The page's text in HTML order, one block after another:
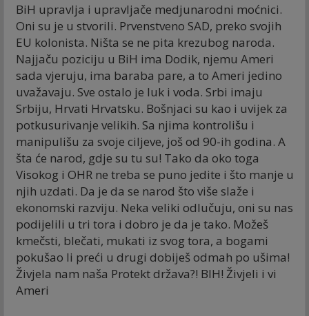
BiH upravlja i upravljače medjunarodni moćnici.
Oni su je u stvorili. Prvenstveno SAD, preko svojih
EU kolonista. Ništa se ne pita krezubog naroda.
Najjaču poziciju u BiH ima Dodik, njemu Ameri
sada vjeruju, ima baraba pare, a to Ameri jedino
uvažavaju. Sve ostalo je luk i voda. Srbi imaju
Srbiju, Hrvati Hrvatsku. Bošnjaci su kao i uvijek za
potkusurivanje velikih. Sa njima kontrolišu i
manipulišu za svoje ciljeve, još od 90-ih godina. A
šta će narod, gdje su tu su! Tako da oko toga
Visokog i OHR ne treba se puno jedite i što manje u
njih uzdati. Da je da se narod što više slaže i
ekonomski razviju. Neka veliki odlučuju, oni su nas
podijelili u tri tora i dobro je da je tako. Možeš
kmečsti, blečati, mukati iz svog tora, a bogami
pokušao li preći u drugi dobiješ odmah po ušima!
Živjela nam naša Protekt država?! BIH! Živjeli i vi
Ameri